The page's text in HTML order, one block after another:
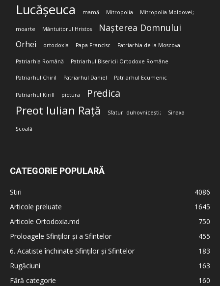
Lucășeuca mamă Mitropolia Mitropolia Moldovei;
moarte Mântuitorul Hristos Nașterea Domnului
Orhei ortodoxia Papa Francisc Patriarhia de la Moscova
Patriarhia Română Patriarhul Bisericii Ortodoxe Române
Patriarhul Chiril Patriarhul Daniel Patriarhul Ecumenic
Patriarhul Kirill pictura Predica
Preot Iulian Rață Sfaturi duhovnicești; Sinaxa
Școală
CATEGORIE POPULARĂ
Stiri
4086
Articole preluate
1645
Articole Ortodoxia.md
750
Proloagele Sfinților și a Sfintelor
455
6. Acatiste închinate Sfinților și Sfintelor
183
Rugăciuni
163
Fără categorie
160